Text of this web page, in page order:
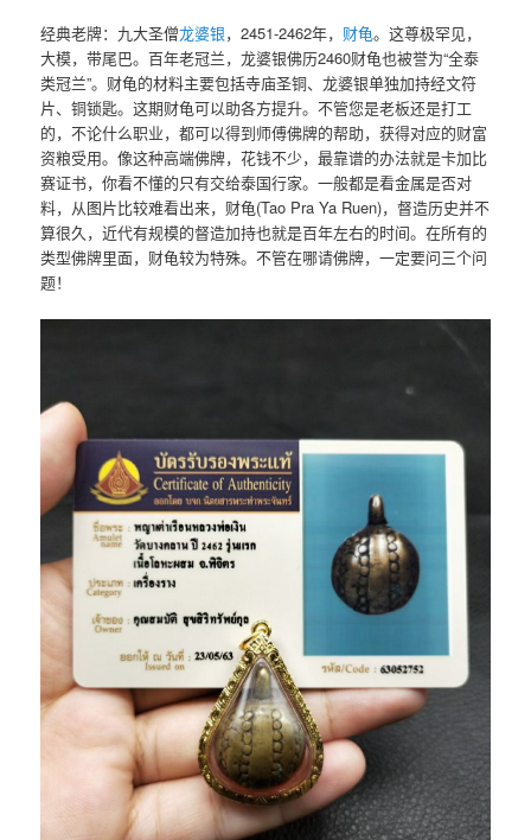
经典老牌：九大圣僧龙婆银，2451-2462年， 财龟。这尊极罕见，
大模，带尾巴。百年老冠兰，龙婆银佛历2460财龟也被誉为“全泰
类冠兰”。财龟的材料主要包括寺庙圣铜、龙婆银单独加持经文符
片、铜锁匙。这期财龟可以助各方提升。不管您是老板还是打工
的，不论什么职业，都可以得到师傅佛牌的帮助，获得对应的财富
资粮受用。像这种高端佛牌，花钱不少，最靠谱的办法就是卡加比
赛证书，你看不懂的只有交给泰国行家。一般都是看金属是否对
料，从图片比较难看出来，财龟(Tao Pra Ya Ruen)，督造历史并不
算很久，近代有规模的督造加持也就是百年左右的时间。在所有的
类型佛牌里面，财龟较为特殊。不管在哪请佛牌，一定要问三个问
题！